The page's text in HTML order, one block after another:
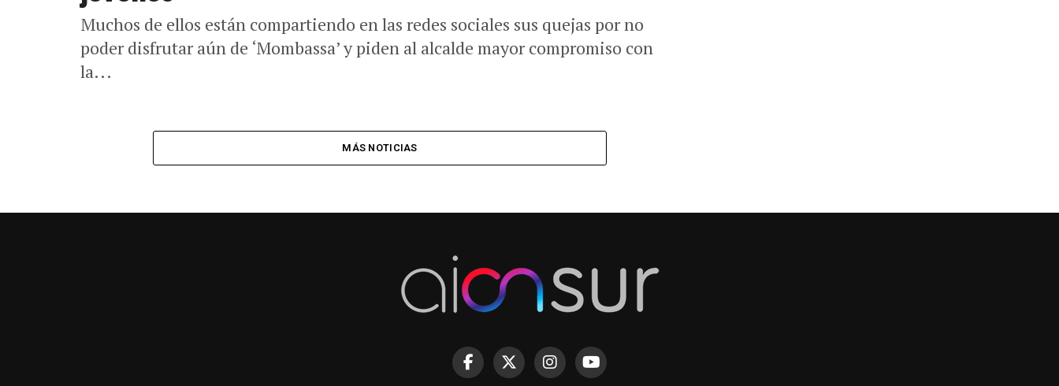
Muchos de ellos están compartiendo en las redes sociales sus quejas por no
poder disfrutar aún de ‘Mombassa’ y piden al alcalde mayor compromiso con
la...
MÁS NOTICIAS